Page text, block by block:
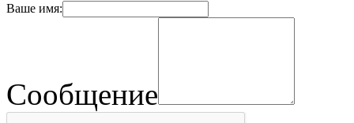
Ваше имя:
Сообщение